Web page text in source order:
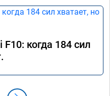
когда 184 сил